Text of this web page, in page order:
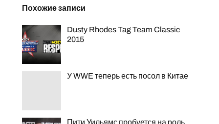
Похожие записи
Dusty Rhodes Tag Team Classic
2015
У WWE теперь есть посол в Китае